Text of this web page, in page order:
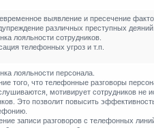
выявление и пресечение
различных преступных деяний.
лояльности сотрудников.
телефонных угроз и т.п.
лояльности персонала.
того, что телефонные разговоры
мотивирует сотрудников не
Это позволит повысить
записи разговоров с телефонных